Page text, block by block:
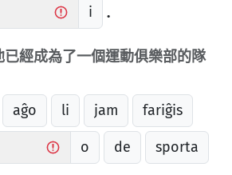
i .
已經成為了一個運動俱樂部的隊
aĝo li jam fariĝis
o de sporta